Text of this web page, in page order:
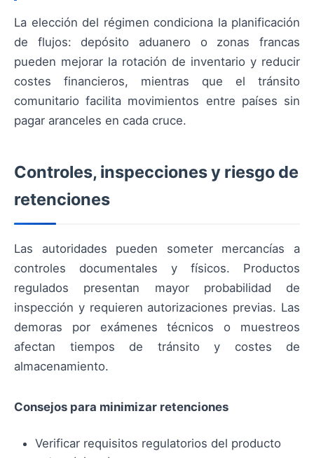
La elección del régimen condiciona la planificación
de flujos: depósito aduanero o zonas francas
pueden mejorar la rotación de inventario y reducir
costes financieros, mientras que el tránsito
comunitario facilita movimientos entre países sin
pagar aranceles en cada cruce.
Controles, inspecciones y riesgo de
retenciones
Las autoridades pueden someter mercancías a
controles documentales y físicos. Productos
regulados presentan mayor probabilidad de
inspección y requieren autorizaciones previas. Las
demoras por exámenes técnicos o muestreos
afectan tiempos de tránsito y costes de
almacenamiento.
Consejos para minimizar retenciones
Verificar requisitos regulatorios del producto